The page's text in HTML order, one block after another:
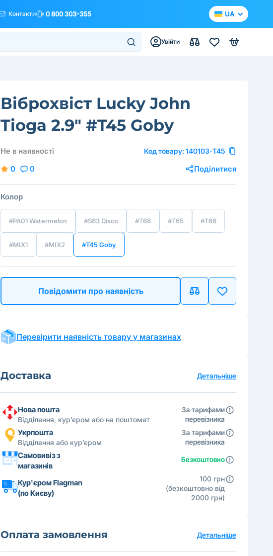
Контакти 0 800 303-355 UA
Увійти
Віброхвіст Lucky John
Tioga 2.9" #T45 Goby
Не в наявності Код товару: 140103-T45
0 0 Поділитися
Колор
#PA01 Watermelon #S63 Disco #T68 #T65 #T66
#MIX1 #MIX2 #T45 Goby
Повідомити про наявність
Перевірити наявність товару у магазинах
Доставка Детальніше
Нова пошта
Відділення, кур’єром або на поштомат
За тарифами
перевізника
Укрпошта
Відділення або кур’єром
За тарифами
перевізника
Самовивіз з
магазинів
Безкоштовно
Кур'єром Flagman
(по Києву)
100 грн
(безкоштовно від
2000 грн)
Оплата замовлення Детальніше